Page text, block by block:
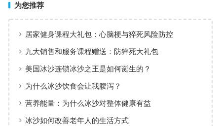
为您推荐
居家健身课程大礼包：心脑梗与猝死风险防控
九大销售和服务课程赠送：防猝死大礼包
美国冰沙连锁冰沙之王是如何诞生的？
为什么冰沙饮食会让我腹泻？
营养能量：为什么冰沙对整体健康有益
冰沙如何改善老年人的生活方式